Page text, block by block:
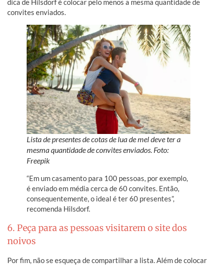
convites enviados.
Lista de presentes de cotas de lua de mel deve ter a
mesma quantidade de convites enviados. Foto:
Freepik
“Em um casamento para 100 pessoas, por exemplo,
é enviado em média cerca de 60 convites. Então,
consequentemente, o ideal é ter 60 presentes”,
recomenda Hilsdorf.
6. Peça para as pessoas visitarem o site dos
noivos
Por fim, não se esqueça de compartilhar a lista. Além de colocar